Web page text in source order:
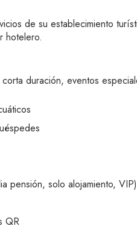
de su establecimiento
hotelero.
duración, eventos
pensión, solo alojamiento, VIP)
QR